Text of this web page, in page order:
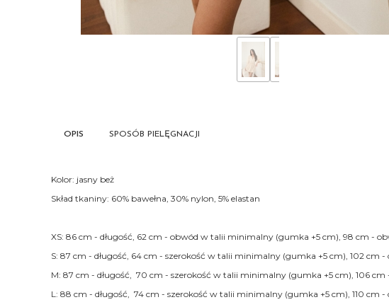
OPIS SPOSÓB PIELĘGNACJI
Kolor: jasny beż
Skład tkaniny: 60% bawełna, 30% nylon, 5% elastan
XS: 86 cm - długość, 62 cm - obwód w talii minimalny (gumka +5 cm), 98 cm -
S: 87 cm - długość, 64 cm - szerokość w talii minimalny (gumka +5 cm), 102 cm -
M: 87 cm - długość, 70 cm - szerokość w talii minimalny (gumka +5 cm), 106 cm
L: 88 cm - długość, 74 cm - szerokość w talii minimalny (gumka +5 cm), 110 cm